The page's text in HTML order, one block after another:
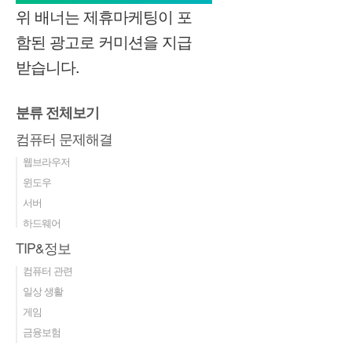
위 배너는 제휴마케팅이 포
함된 광고로 커미션을 지급
받습니다.
분류 전체보기
컴퓨터 문제해결
웹브라우저
윈도우
서버
하드웨어
TIP&정보
컴퓨터 관련
일상 생활
게임
금융보험